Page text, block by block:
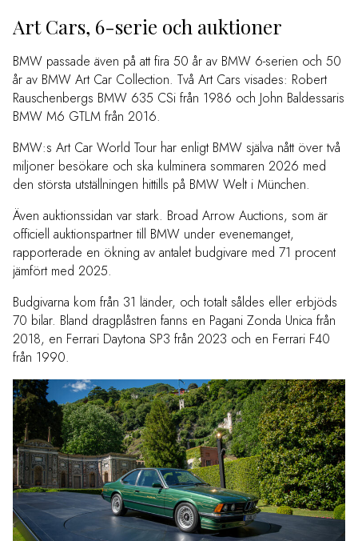
Art Cars, 6-serie och auktioner
BMW passade även på att fira 50 år av BMW 6-serien och 50
år av BMW Art Car Collection. Två Art Cars visades: Robert
Rauschenbergs BMW 635 CSi från 1986 och John Baldessaris
BMW M6 GTLM från 2016.
BMW:s Art Car World Tour har enligt BMW själva nått över två
miljoner besökare och ska kulminera sommaren 2026 med
den största utställningen hittills på BMW Welt i München.
Även auktionssidan var stark. Broad Arrow Auctions, som är
officiell auktionspartner till BMW under evenemanget,
rapporterade en ökning av antalet budgivare med 71 procent
jämfört med 2025.
Budgivarna kom från 31 länder, och totalt såldes eller erbjöds
70 bilar. Bland dragplåstren fanns en Pagani Zonda Unica från
2018, en Ferrari Daytona SP3 från 2023 och en Ferrari F40
från 1990.